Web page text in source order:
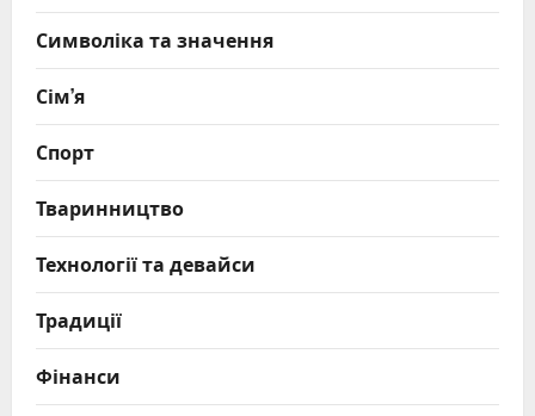
Символіка та значення
Сім’я
Спорт
Тваринництво
Технології та девайси
Традиції
Фінанси